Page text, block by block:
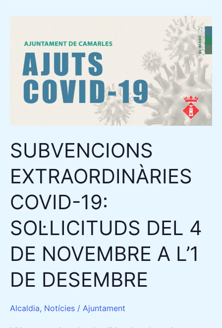
SUBVENCIONS
EXTRAORDINÀRIES
COVID-19:
SOL·LICITUDS DEL 4
DE NOVEMBRE A L’1
DE DESEMBRE
Alcaldia, Notícies / Ajuntament
COVID-
SOL·LICITUDS
A
DE
DESEMBRE